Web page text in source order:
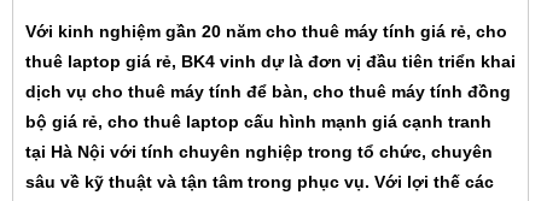
Với kinh nghiệm gần 20 năm cho thuê máy tính giá rẻ, cho
thuê laptop giá rẻ, BK4 vinh dự là đơn vị đầu tiên triển khai
dịch vụ cho thuê máy tính để bàn, cho thuê máy tính đồng
bộ giá rẻ, cho thuê laptop cấu hình mạnh giá cạnh tranh
tại Hà Nội với tính chuyên nghiệp trong tổ chức, chuyên
sâu về kỹ thuật và tận tâm trong phục vụ. Với lợi thế các